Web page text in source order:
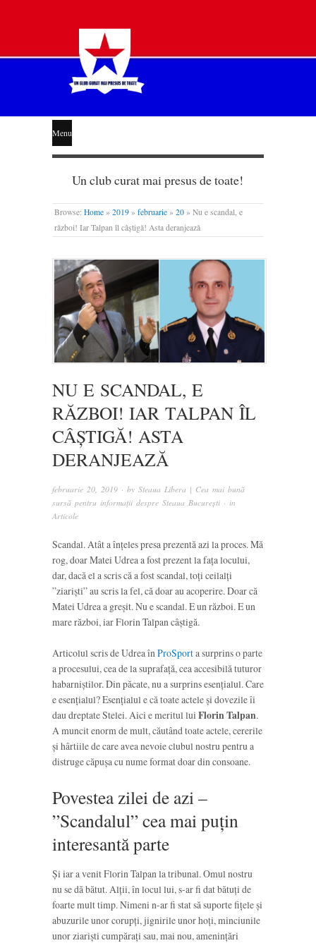
STEAUA
LIBERĂ
Menu
Un club curat mai presus de toate!
Browse: Home » 2019 » februarie » 20 » Nu e scandal, e
război! Iar Talpan îl câștigă! Asta deranjează
NU E SCANDAL, E
RĂZBOI! IAR TALPAN ÎL
CÂȘTIGĂ! ASTA
DERANJEAZĂ
februarie 20, 2019 · by Steaua Libera | Cea mai bună
sursă pentru informații despre Steaua București · in
Articole
Scandal. Atât a înțeles presa prezentă azi la proces. Mă
rog, doar Matei Udrea a fost prezent la fața locului,
dar, dacă el a scris că a fost scandal, toți ceilalți
”ziariști” au scris la fel, că doar au acoperire. Doar că
Matei Udrea a greșit. Nu e scandal. E un război. E un
mare război, iar Florin Talpan câștigă.
Articolul scris de Udrea înProSporta surprins o parte
a procesului, cea de la suprafață, cea accesibilă tuturor
habarniștilor. Din păcate, nu a surprins esențialul. Care
e esențialul? Esențialul e că toate actele și dovezile îi
dau dreptate Stelei. Aici e meritul lui Florin Talpan.
A muncit enorm de mult, căutând toate actele, cererile
și hârtiile de care avea nevoie clubul nostru pentru a
distruge căpușa cu nume format doar din consoane.
Povestea zilei de azi –
”Scandalul” cea mai puțin
interesantă parte
Și iar a venit Florin Talpan la tribunal. Omul nostru
nu se dă bătut. Alții, în locul lui, s-ar fi dat bătuți de
foarte mult timp. Nimeni n-ar fi stat să suporte fițele și
abuzurile unor corupți, jignirile unor hoți, minciunile
unor ziariști cumpărați sau, mai nou, amenințări